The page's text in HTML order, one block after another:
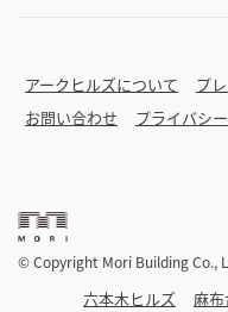
アークヒルズについて プ
お問い合わせ
プライバシ
© Copyright Mori Building Co.,
六本木ヒルズ 麻